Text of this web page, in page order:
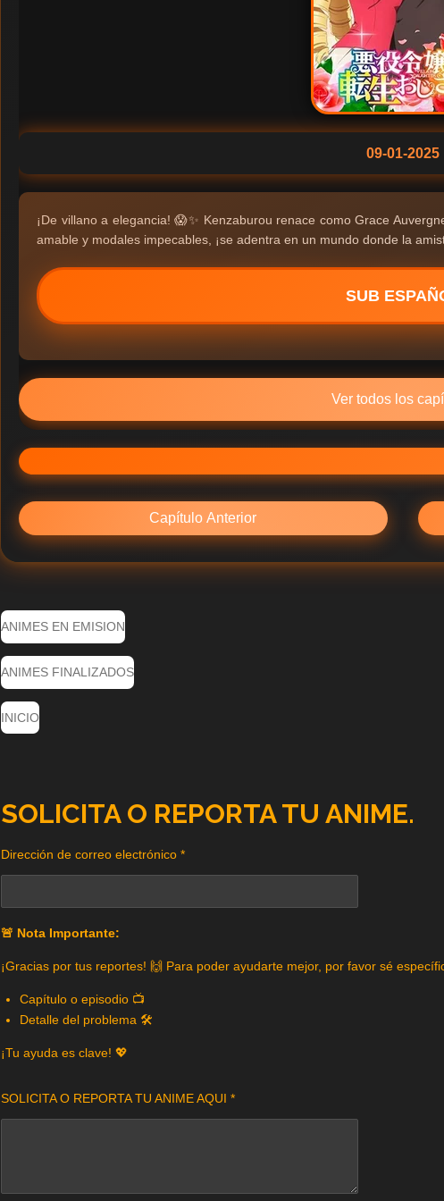
09-01-2025
¡De villano a elegancia! 😱✨ Kenzaburou renace como Grace
amable y modales impecables, ¡se adentra en un mundo donde la
SUB
Ver todos los
Capítulo Anterior
ANIMES EN EMISION
ANIMES FINALIZADOS
INICIO
SOLICITA O REPORTA TU ANIME.
Dirección de correo electrónico *
🚨 Nota Importante:
¡Gracias por tus reportes! 🙌 Para poder ayudarte mejor, por favor sé
Capítulo o episodio 📺
Detalle del problema 🛠️
¡Tu ayuda es clave! 💖
SOLICITA O REPORTA TU ANIME AQUI *